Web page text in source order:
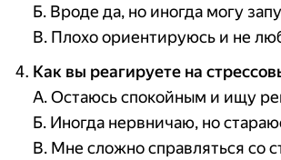
Б. Вроде да, но иногда могу
В. Плохо ориентируюсь и не
Как вы реагируете на
А. Остаюсь спокойным и ищу
Б. Иногда нервничаю, но
В. Мне сложно справляться со